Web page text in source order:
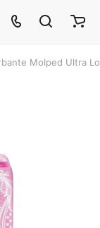
Molped Ultra